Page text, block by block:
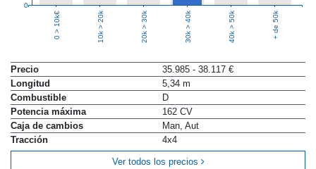
0
0 > 10k€ 10k > 20k 20k > 30k 30k > 40k 40k > 50k + de 50k
Precio
35.985 - 38.117 €
Longitud
5,34 m
Combustible
D
Potencia máxima
162 CV
Caja de cambios
Man, Aut
Tracción
4x4
Ver todos los precios